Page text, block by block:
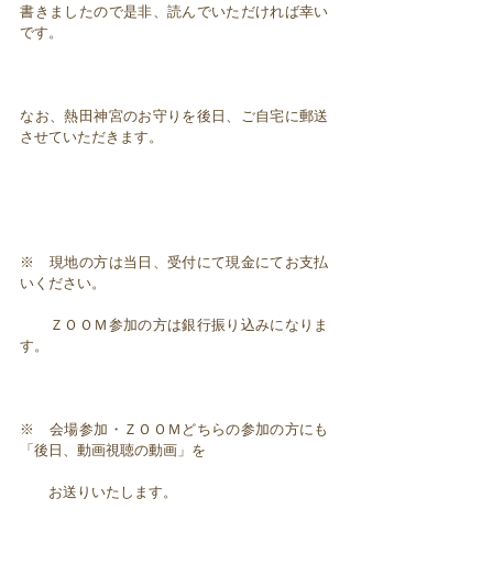
書きましたので是非、読んでいただければ幸い
です。
なお、熱田神宮のお守りを後日、ご自宅に郵送
させていただきます。
※ 現地の方は当日、受付にて現金にてお支払
いください。
ＺＯＯＭ参加の方は銀行振り込みになりま
す。
※ 会場参加・ＺＯＯＭどちらの参加の方にも
「後日、動画視聴の動画」を
お送りいたします。